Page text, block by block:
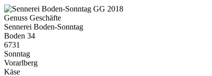
Genuss Geschäfte
Sennerei Boden-Sonntag
Boden 34
6731
Sonntag
Vorarlberg
Käse